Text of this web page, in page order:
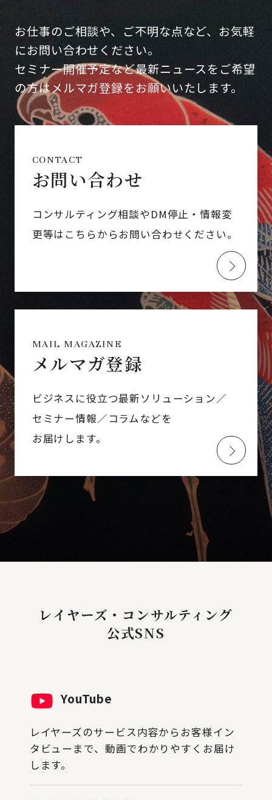
お仕事のご相談や、ご不明な点など、お気軽
にお問い合わせください。
セミナー開催予定など最新ニュースをご希望
の方はメルマガ登録をお願いいたします。
CONTACT
お問い合わせ
コンサルティング相談やDM停止・情報変
更等はこちらからお問い合わせください。
MAIL MAGAZINE
メルマガ登録
ビジネスに役立つ最新ソリューション／
セミナー情報／コラムなどを
お届けします。
レイヤーズ・コンサルティング
公式SNS
YouTube
レイヤーズのサービス内容からお客様イン
タビューまで、動画でわかりやすくお届け
します。